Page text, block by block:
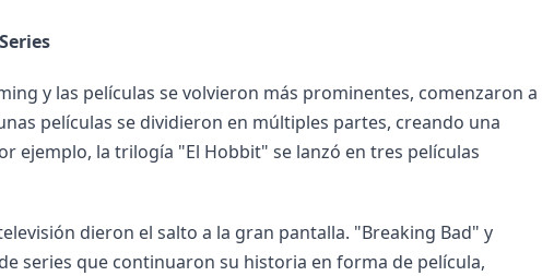
y las películas se volvieron más prominentes, comenzaron a
películas se dividieron en múltiples partes, creando una
ejemplo, la trilogía "El Hobbit" se lanzó en tres películas
dieron el salto a la gran pantalla. "Breaking Bad" y
series que continuaron su historia en forma de película,